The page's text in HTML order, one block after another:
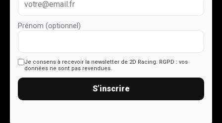
Prénom (optionnel)
Je consens à recevoir la newsletter de 2D Racing. RGPD : vos
données ne sont pas revendues.
S’inscrire